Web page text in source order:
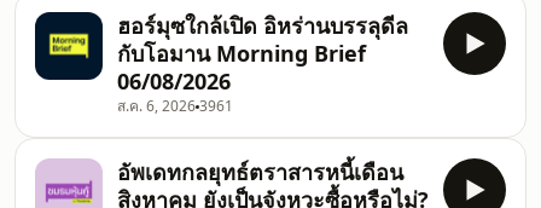
เคลียร์ข่าว ให้เข้าใจทุกกา
ฮอร์มุซใกล้เปิด อิหร่านบรรลุดีล
กับโอมาน Morning Brief
06/08/2026
ส.ค. 6, 20263961
อัพเดทกลยุทธ์ตราสารหนี้เดือน
สิงหาคม ยังเป็นจังหวะซื้อหรือไม่?